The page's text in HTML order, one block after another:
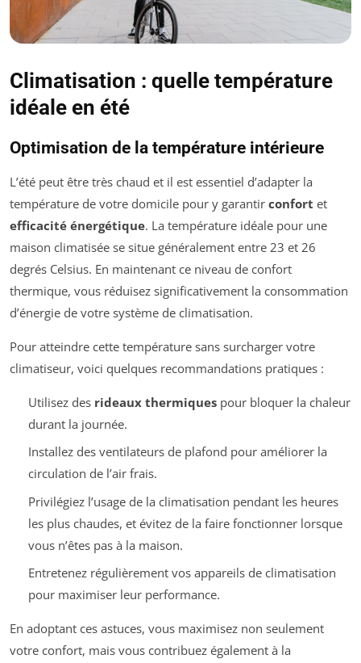
Climatisation : quelle température
idéale en été
Optimisation de la température intérieure
L’été peut être très chaud et il est essentiel d’adapter la
température de votre domicile pour y garantir confort et
efficacité énergétique. La température idéale pour une
maison climatisée se situe généralement entre 23 et 26
degrés Celsius. En maintenant ce niveau de confort
thermique, vous réduisez significativement la consommation
d’énergie de votre système de climatisation.
Pour atteindre cette température sans surcharger votre
climatiseur, voici quelques recommandations pratiques :
Utilisez des rideaux thermiquespour bloquer la chaleur
durant la journée.
Installez des ventilateurs de plafond pour améliorer la
circulation de l’air frais.
Privilégiez l’usage de la climatisation pendant les heures
les plus chaudes, et évitez de la faire fonctionner lorsque
vous n’êtes pas à la maison.
Entretenez régulièrement vos appareils de climatisation
pour maximiser leur performance.
En adoptant ces astuces, vous maximisez non seulement
votre confort, mais vous contribuez également à la